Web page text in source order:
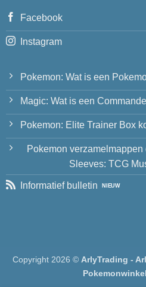
Facebook
Instagram
Pokemon: Wat is een
Magic: Wat is een
Pokemon: Elite Trainer Box
Pokemon
Sleeves: TCG
Informatief bulletin
Copyright 2026 © ArlyTrading -